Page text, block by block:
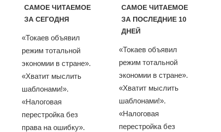
САМОЕ ЧИТАЕМОЕ
ЗА СЕГОДНЯ
«Токаев объявил
режим тотальной
экономии в стране».
«Хватит мыслить
шаблонами!».
«Налоговая
перестройка без
права на ошибку».
САМОЕ ЧИТАЕМОЕ
ЗА ПОСЛЕДНИЕ 10
ДНЕЙ
«Токаев объявил
режим тотальной
экономии в стране».
«Хватит мыслить
шаблонами!».
«Налоговая
перестройка без